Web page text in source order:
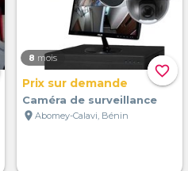
favorite_border
8 mois
Prix sur demande
Caméra de surveillance
location_on Abomey-Calavi, Bénin